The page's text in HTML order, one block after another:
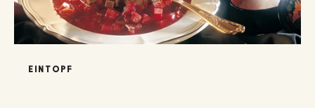
EINTOPF